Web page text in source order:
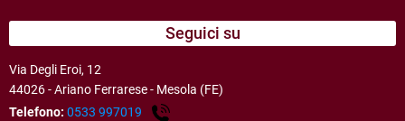
Seguici su
Via Degli Eroi, 12
44026 - Ariano Ferrarese - Mesola (FE)
Telefono: 0533 997019